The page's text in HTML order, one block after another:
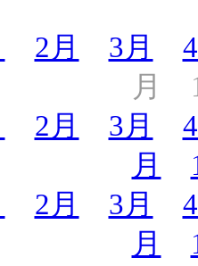
2月 3月
月
2月 3月
月
2月 3月
月